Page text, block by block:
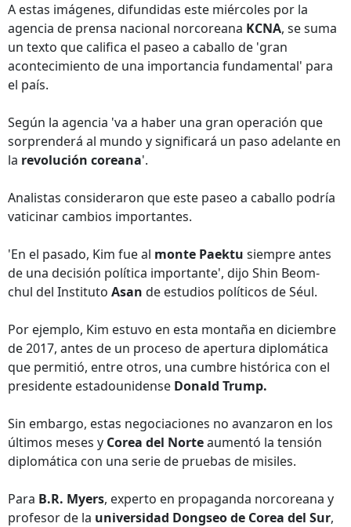
A estas imágenes, difundidas este miércoles por la
agencia de prensa nacional norcoreana KCNA, se suma
un texto que califica el paseo a caballo de 'gran
acontecimiento de una importancia fundamental' para
el país.
Según la agencia 'va a haber una gran operación que
sorprenderá al mundo y significará un paso adelante en
la revolución coreana'.
Analistas consideraron que este paseo a caballo podría
vaticinar cambios importantes.
'En el pasado, Kim fue al monte Paektu siempre antes
de una decisión política importante', dijo Shin Beom-
chul del Instituto Asan de estudios políticos de Séul.
Por ejemplo, Kim estuvo en esta montaña en diciembre
de 2017, antes de un proceso de apertura diplomática
que permitió, entre otros, una cumbre histórica con el
presidente estadounidense Donald Trump.
Sin embargo, estas negociaciones no avanzaron en los
últimos meses y Corea del Norteaumentó la tensión
diplomática con una serie de pruebas de misiles.
Para B.R. Myers, experto en propaganda norcoreana y
profesor de la universidad Dongseo de Corea del Sur,